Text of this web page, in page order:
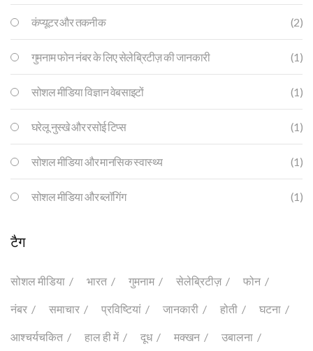
कंप्यूटर और तकनीक (2)
गुमनाम फोन नंबर के लिए सेलेब्रिटीज़ की जानकारी (1)
सोशल मीडिया विज्ञान वेबसाइटों (1)
घरेलू नुस्खे और रसोई टिप्स (1)
सोशल मीडिया और मानसिक स्वास्थ्य (1)
सोशल मीडिया और ब्लॉगिंग (1)
टैग
सोशल मीडिया भारत गुमनाम सेलेब्रिटीज़ फोन
नंबर समाचार प्रविष्टियां जानकारी होती घटना
आश्चर्यचकित हाल ही में दूध मक्खन उबालना